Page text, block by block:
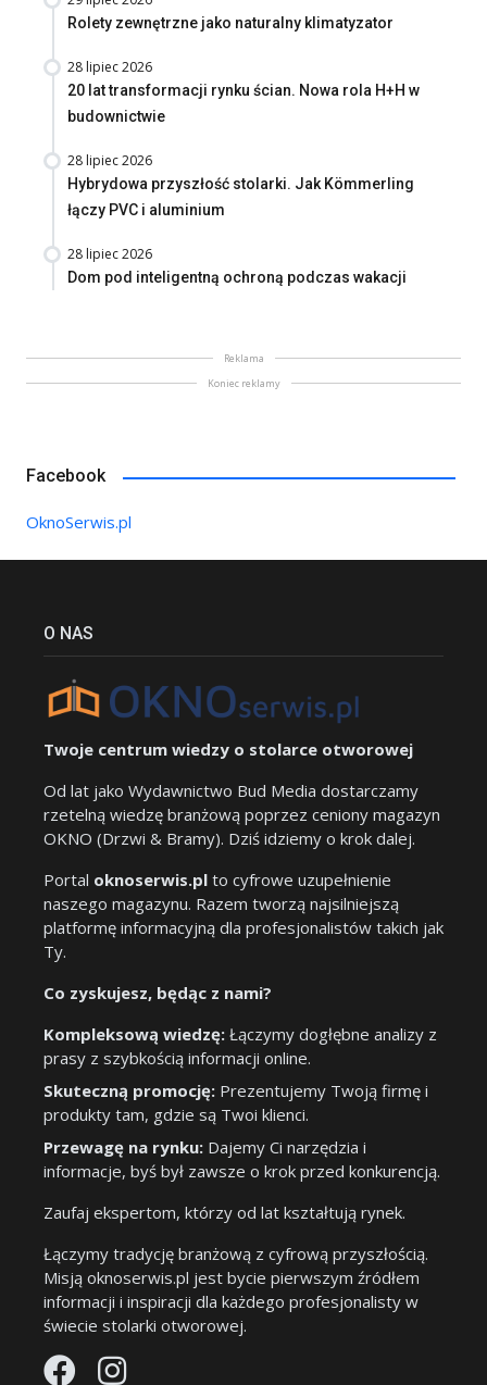
Rolety zewnętrzne jako naturalny klimatyzator
28 lipiec 2026
20 lat transformacji rynku ścian. Nowa rola H+H w
budownictwie
28 lipiec 2026
Hybrydowa przyszłość stolarki. Jak Kömmerling
łączy PVC i aluminium
28 lipiec 2026
Dom pod inteligentną ochroną podczas wakacji
Reklama
Koniec reklamy
Facebook
OknoSerwis.pl
O NAS
Twoje centrum wiedzy o stolarce otworowej
Od lat jako Wydawnictwo Bud Media dostarczamy
rzetelną wiedzę branżową poprzez ceniony magazyn
OKNO (Drzwi & Bramy). Dziś idziemy o krok dalej.
Portal oknoserwis.pl to cyfrowe uzupełnienie
naszego magazynu. Razem tworzą najsilniejszą
platformę informacyjną dla profesjonalistów takich jak
Ty.
Co zyskujesz, będąc z nami?
Kompleksową wiedzę: Łączymy dogłębne analizy z
prasy z szybkością informacji online.
Skuteczną promocję: Prezentujemy Twoją firmę i
produkty tam, gdzie są Twoi klienci.
Przewagę na rynku: Dajemy Ci narzędzia i
informacje, byś był zawsze o krok przed konkurencją.
Zaufaj ekspertom, którzy od lat kształtują rynek.
Łączymy tradycję branżową z cyfrową przyszłością.
Misją oknoserwis.pl jest bycie pierwszym źródłem
informacji i inspiracji dla każdego profesjonalisty w
świecie stolarki otworowej.